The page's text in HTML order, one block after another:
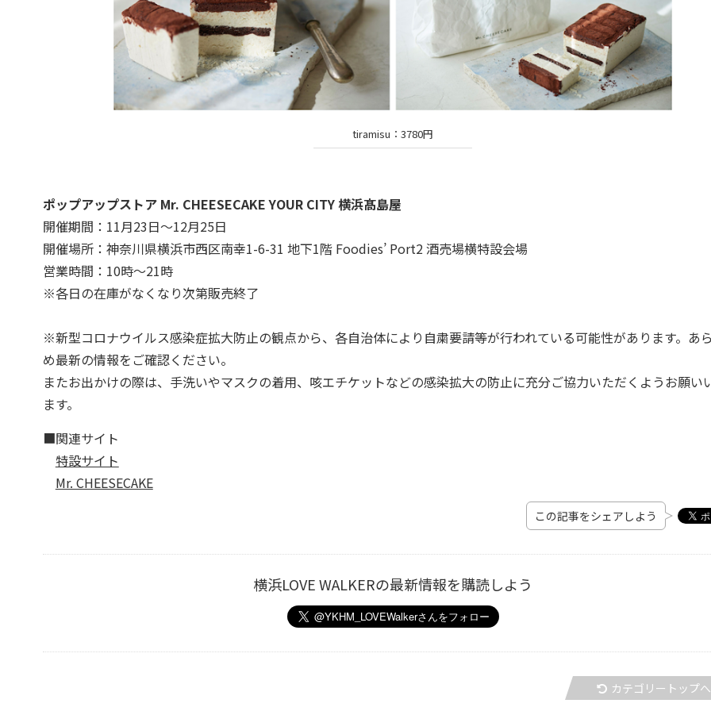
tiramisu：3780円
ポップアップストア Mr. CHEESECAKE YOUR CITY 横浜髙島屋
開催期間：11月23日〜12月25日
開催場所：神奈川県横浜市西区南幸1-6-31 地下1階 Foodies’ Port2 酒売場横特設会場
営業時間：10時〜21時
※各日の在庫がなくなり次第販売終了
※新型コロナウイルス感染症拡大防止の観点から、各自治体により自粛要請等が行われている可能性があります。あ
め最新の情報をご確認ください。
またお出かけの際は、手洗いやマスクの着用、咳エチケットなどの感染拡大の防止に充分ご協力いただくようお願い
ます。
■関連サイト
特設サイト
Mr. CHEESECAKE
この記事をシェアしよう
横浜LOVE WALKERの最新情報を購読しよう
カテゴリートップへ